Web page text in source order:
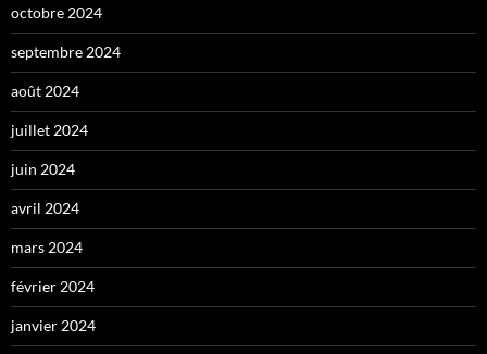
octobre 2024
septembre 2024
août 2024
juillet 2024
juin 2024
avril 2024
mars 2024
février 2024
janvier 2024